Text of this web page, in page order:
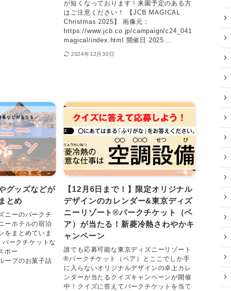
が短くなっております！来園予定のある方
はご注意ください！ 【JCB MAGICAL
Christmas 2025】 画像元：
https://www.jcb.co.jp/campaign/c24_041
magical/index.html 開催日 2025...
2024年12月30日
グッズなどが
とめ
ニーのパークチ
ーホテルの宿泊
をまとめていま
ークチケットな
ポー
のお菓子詰
【12月6日まで！】限定オリジナル
デザインのカレンダー&東京ディズ
ニーリゾート®︎パークチケット（ペ
ア）が当たる！新菱冷熱さわやかキ
ャンペーン
誰でも応募可能な東京ディズニーリゾート
®︎パークチケット（ペア）とここでしか手
に入らないオリジナルデザインの卓上カレ
ンダーが当たるクイズキャンペーンが開催
中！クイズに答えてパークチケットを当て